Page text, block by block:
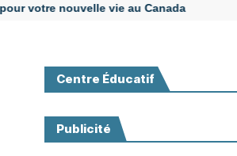
nouvelle vie au Canada
Centre Éducatif
Publicité